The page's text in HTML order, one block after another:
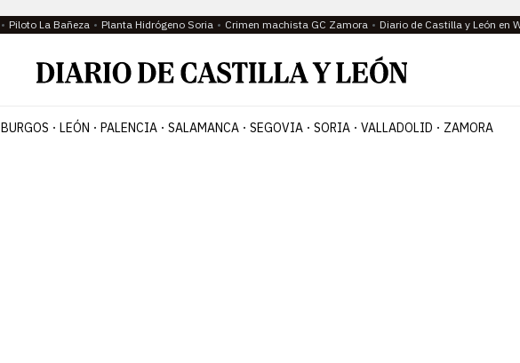
Piloto La Bañeza Planta Hidrógeno Soria Crimen machista GC Zamora Diario de Castilla y León en
BURGOS LEÓN PALENCIA SALAMANCA SEGOVIA SORIA VALLADOLID ZAMORA